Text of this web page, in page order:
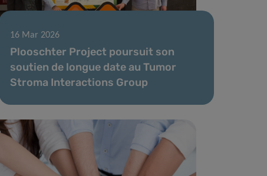
16 Mar 2026
Plooschter Project poursuit son
soutien de longue date au Tumor
Stroma Interactions Group